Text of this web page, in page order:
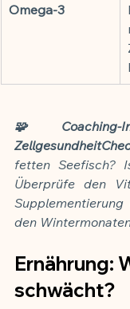
Omega-3
🧩 Coaching-
fetten Seefisch?
Überprüfe den
den
Ernährung:
schwächt?